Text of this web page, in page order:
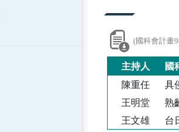
(國科會計畫
主持人 國
陳重任 具
王明堂
熟
王文雄
台